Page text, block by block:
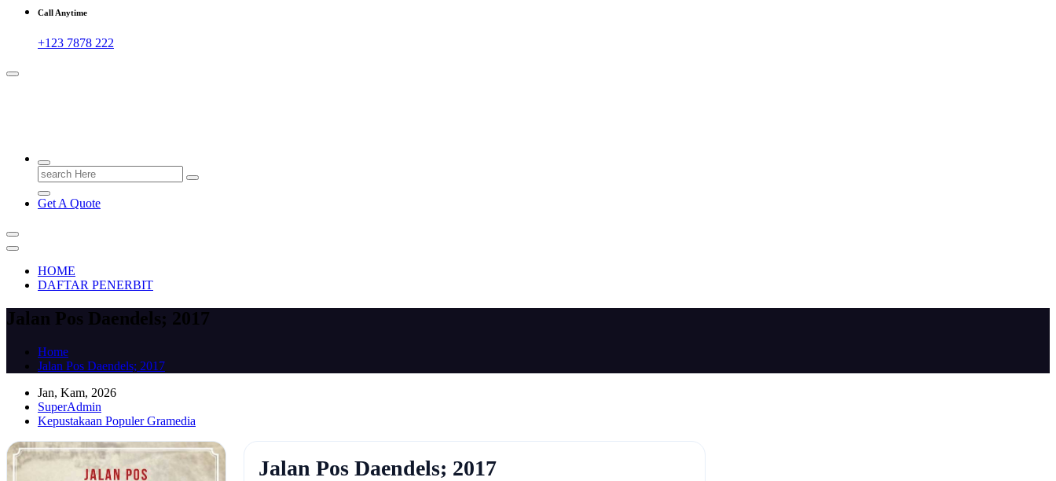
Call Anytime
+123 7878 222
Search
for:
Get A Quote
HOME
DAFTAR PENERBIT
Jalan Pos Daendels; 2017
Home
Jalan Pos Daendels; 2017
Jan, Kam, 2026
SuperAdmin
Kepustakaan Populer Gramedia
Jalan Pos Daendels; 2017